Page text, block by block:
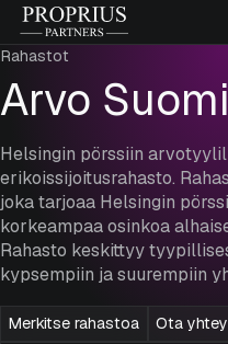
Siirry
sisältöön
Proprius
Partners
Meistä
Ajatuksiamme
Rahastot
Arvo Suomi
Helsingin pörssiin
erikoissijoitusrahasto.
joka tarjoaa Helsingin
korkeampaa osinkoa
Rahasto keskittyy
kypsempiin ja suurempiin
Merkitse rahastoa Ota